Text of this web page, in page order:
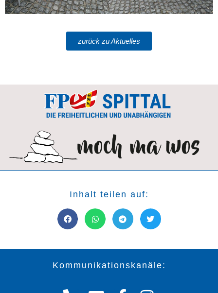
zurück zu Aktuelles
Inhalt teilen auf:
Kommunikationskanäle: